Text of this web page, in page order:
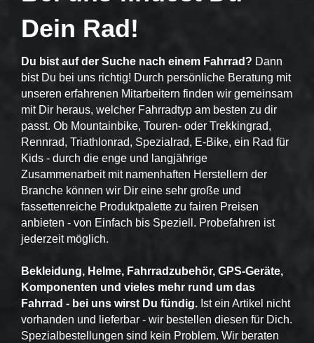
Dein Rad!
Du bist auf der Suche nach einem Fahrrad? Dann
bist Du bei uns richtig! Durch persönliche Beratung mit
unseren erfahrenen Mitarbeitern finden wir gemeinsam
mit Dir heraus, welcher Fahrradtyp am besten zu dir
passt. Ob Mountainbike, Touren- oder Trekkingrad,
Rennrad, Triathlonrad, Spezialrad, E-Bike, ein Rad für
Kids - durch die enge und langjährige
Zusammenarbeit mit namenhaften Herstellern der
Branche können wir Dir eine sehr große und
fassettenreiche Produktpalette zu fairen Preisen
anbieten - von Einfach bis Speziell. Probefahren ist
jederzeit möglich.
Bekleidung, Helme, Fahrradzubehör, GPS-Geräte,
Komponenten und vieles mehr rund um das
Fahrrad - bei uns wirst Du fündig. Ist ein Artikel nicht
vorhanden und lieferbar - wir bestellen diesen für Dich.
Spezialbestellungen sind kein Problem. Wir beraten